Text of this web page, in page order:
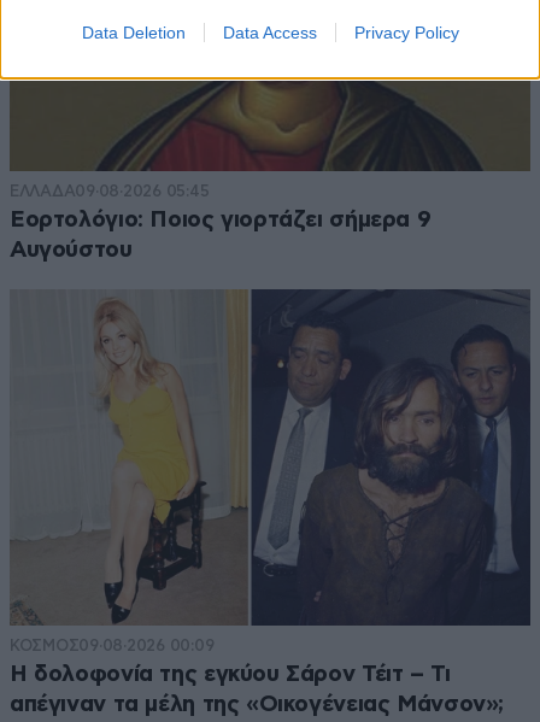
Data Deletion Data Access Privacy Policy
ΕΛΛΑΔΑ09·08·2026 05:45
Εορτολόγιο: Ποιος γιορτάζει σήμερα 9
Αυγούστου
ΚΟΣΜΟΣ09·08·2026 00:09
Η δολοφονία της εγκύου Σάρον Τέιτ – Τι
απέγιναν τα μέλη της «Οικογένειας Μάνσον»;